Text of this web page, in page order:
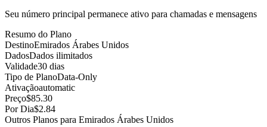
Seu número principal permanece ativo para chamadas e mensagens
Resumo do Plano
DestinoEmirados Árabes Unidos
DadosDados ilimitados
Validade30 dias
Tipo de PlanoData-Only
Ativaçãoautomatic
Preço$85.30
Por Dia$2.84
Outros Planos para Emirados Árabes Unidos